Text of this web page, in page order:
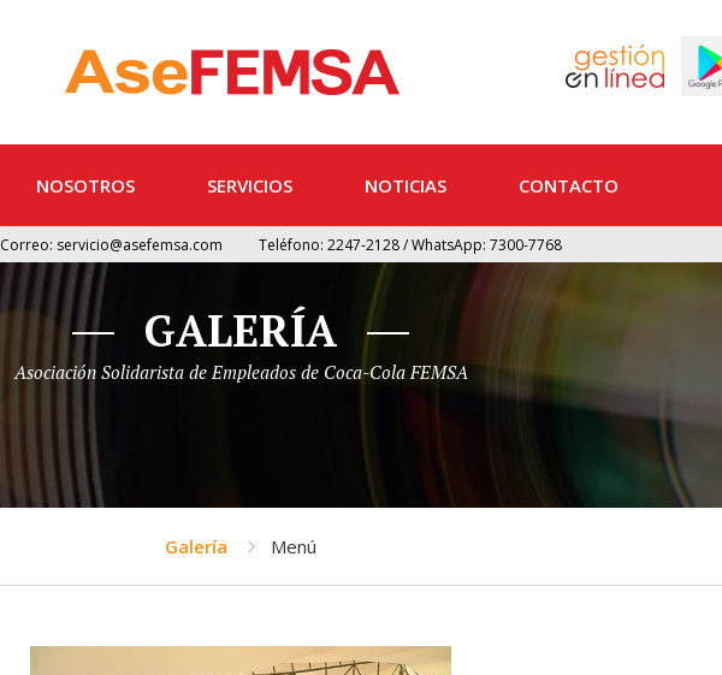
NOSOTROS SERVICIOS NOTICIAS CONTACTO
Correo: servicio@asefemsa.com Teléfono: 2247-2128 / WhatsApp: 7300-7768
GALERÍA
Asociación Solidarista de Empleados de Coca-Cola FEMSA
Galería Menú